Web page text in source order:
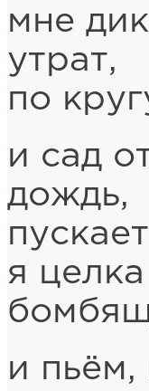
мне
утрат,
по
и сад
дождь,
я
и пьём,